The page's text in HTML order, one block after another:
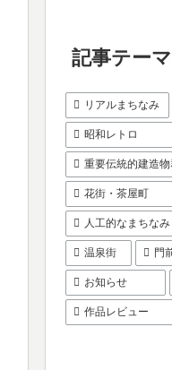
記事テーマ
リアルまちなみ
昭和レトロ
重要伝統的建造
花街・茶屋町
人工的なまちなみ
温泉街 門
お知らせ
作品レビュー